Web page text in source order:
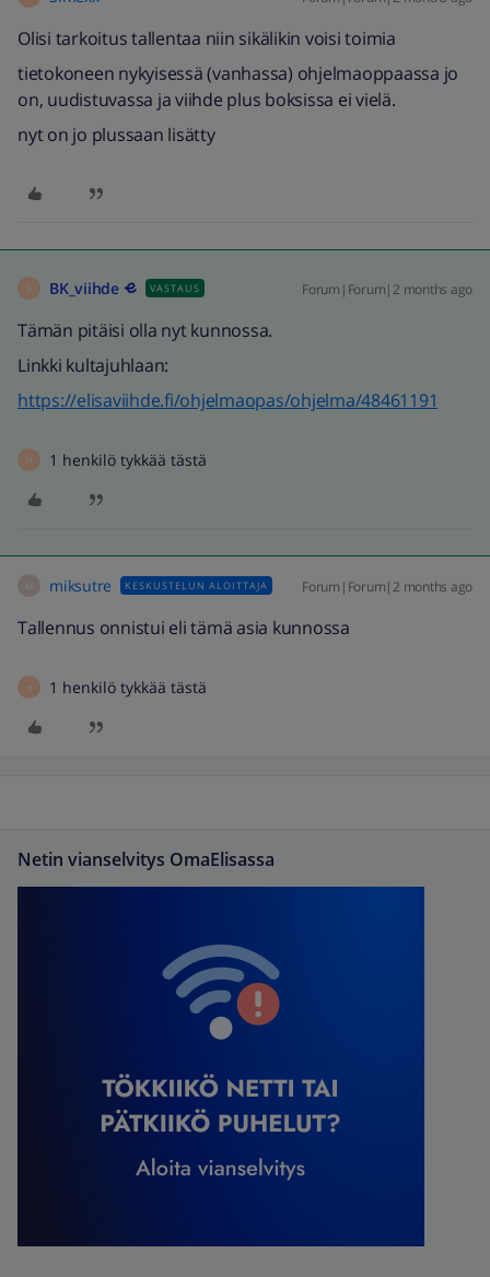
Olisi tarkoitus tallentaa niin sikälikin voisi toimia
tietokoneen nykyisessä (vanhassa) ohjelmaoppaassa jo
on, uudistuvassa ja viihde plus boksissa ei vielä.
nyt on jo plussaan lisätty
B BK_viihde VASTAUS Forum|Forum|2 months ago
Tämän pitäisi olla nyt kunnossa.
Linkki kultajuhlaan:
https://elisaviihde.fi/ohjelmaopas/ohjelma/48461191
H 1 henkilö tykkää tästä
miksutre KESKUSTELUN ALOITTAJA Forum|Forum|2 months ago
Tallennus onnistui eli tämä asia kunnossa
H 1 henkilö tykkää tästä
Netin vianselvitys OmaElisassa